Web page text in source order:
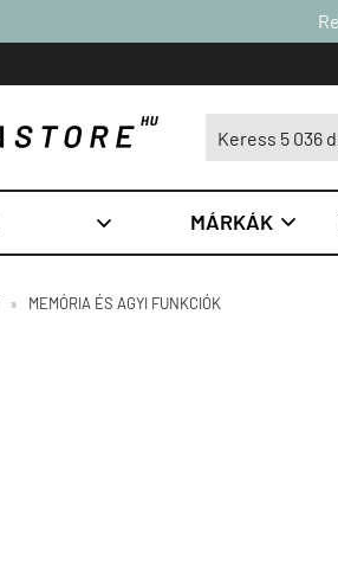
 MÁRKÁK 
» MEMÓRIA ÉS AGYI FUNKCIÓK